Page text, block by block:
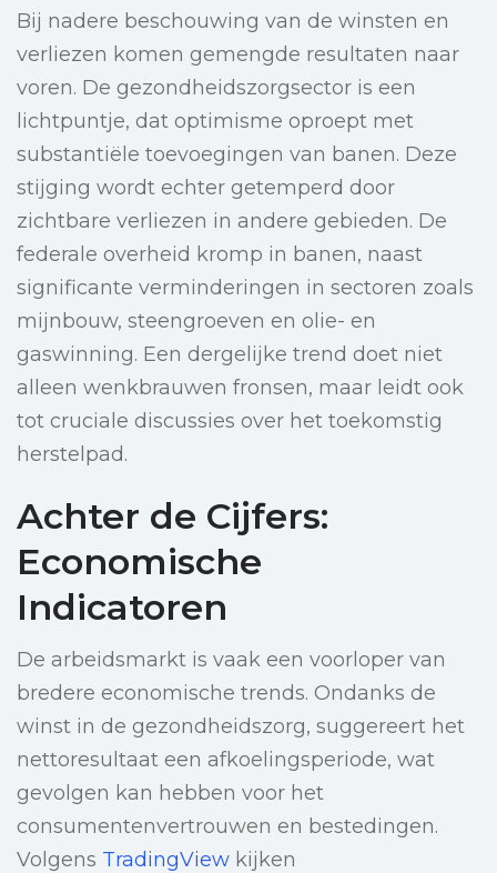
Bij nadere beschouwing van de winsten en
verliezen komen gemengde resultaten naar
voren. De gezondheidszorgsector is een
lichtpuntje, dat optimisme oproept met
substantiële toevoegingen van banen. Deze
stijging wordt echter getemperd door
zichtbare verliezen in andere gebieden. De
federale overheid kromp in banen, naast
significante verminderingen in sectoren zoals
mijnbouw, steengroeven en olie- en
gaswinning. Een dergelijke trend doet niet
alleen wenkbrauwen fronsen, maar leidt ook
tot cruciale discussies over het toekomstig
herstelpad.
Achter de Cijfers:
Economische
Indicatoren
De arbeidsmarkt is vaak een voorloper van
bredere economische trends. Ondanks de
winst in de gezondheidszorg, suggereert het
nettoresultaat een afkoelingsperiode, wat
gevolgen kan hebben voor het
consumentenvertrouwen en bestedingen.
Volgens TradingView kijken